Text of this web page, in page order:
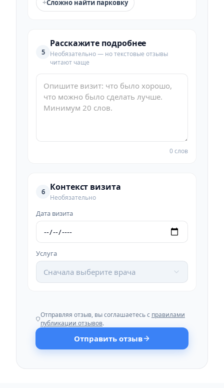
+Сложно найти парковку
5
Расскажите подробнее
Необязательно — но текстовые отзывы
читают чаще
0 слов
6 Контекст визита
Необязательно
Дата визита
Услуга
Сначала выберите врача
Отправляя отзыв, вы соглашаетесь с правилами
публикации отзывов.
Отправить отзыв